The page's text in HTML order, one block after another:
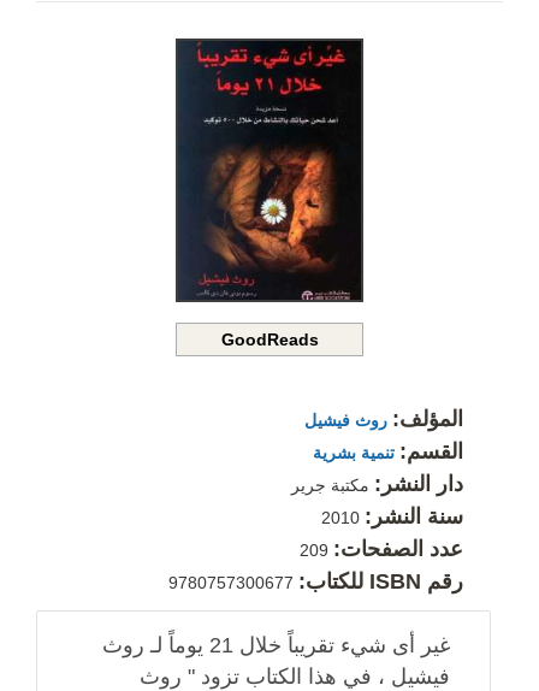
GoodReads
المؤلف: روث فيشيل
القسم: تنمية بشرية
دار النشر: مكتبة جرير
سنة النشر:
عدد الصفحات:
رقم ISBN للكتاب: 9780757300677
غير أى شيء تقريباً خلال 21 يوماً لـ روث
فيشيل ، في هذا الكتاب تزود " روث